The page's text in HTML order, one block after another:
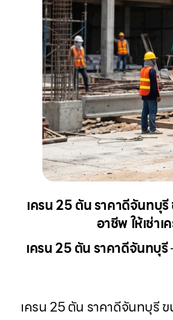
เครน 25 ตัน ราคาดีจันทบุ
อาชีพ ให้เช่า
เครน 25 ตัน ราคาดีจันทบุรี
เครน 25 ตัน ราคาดีจันทบุรี